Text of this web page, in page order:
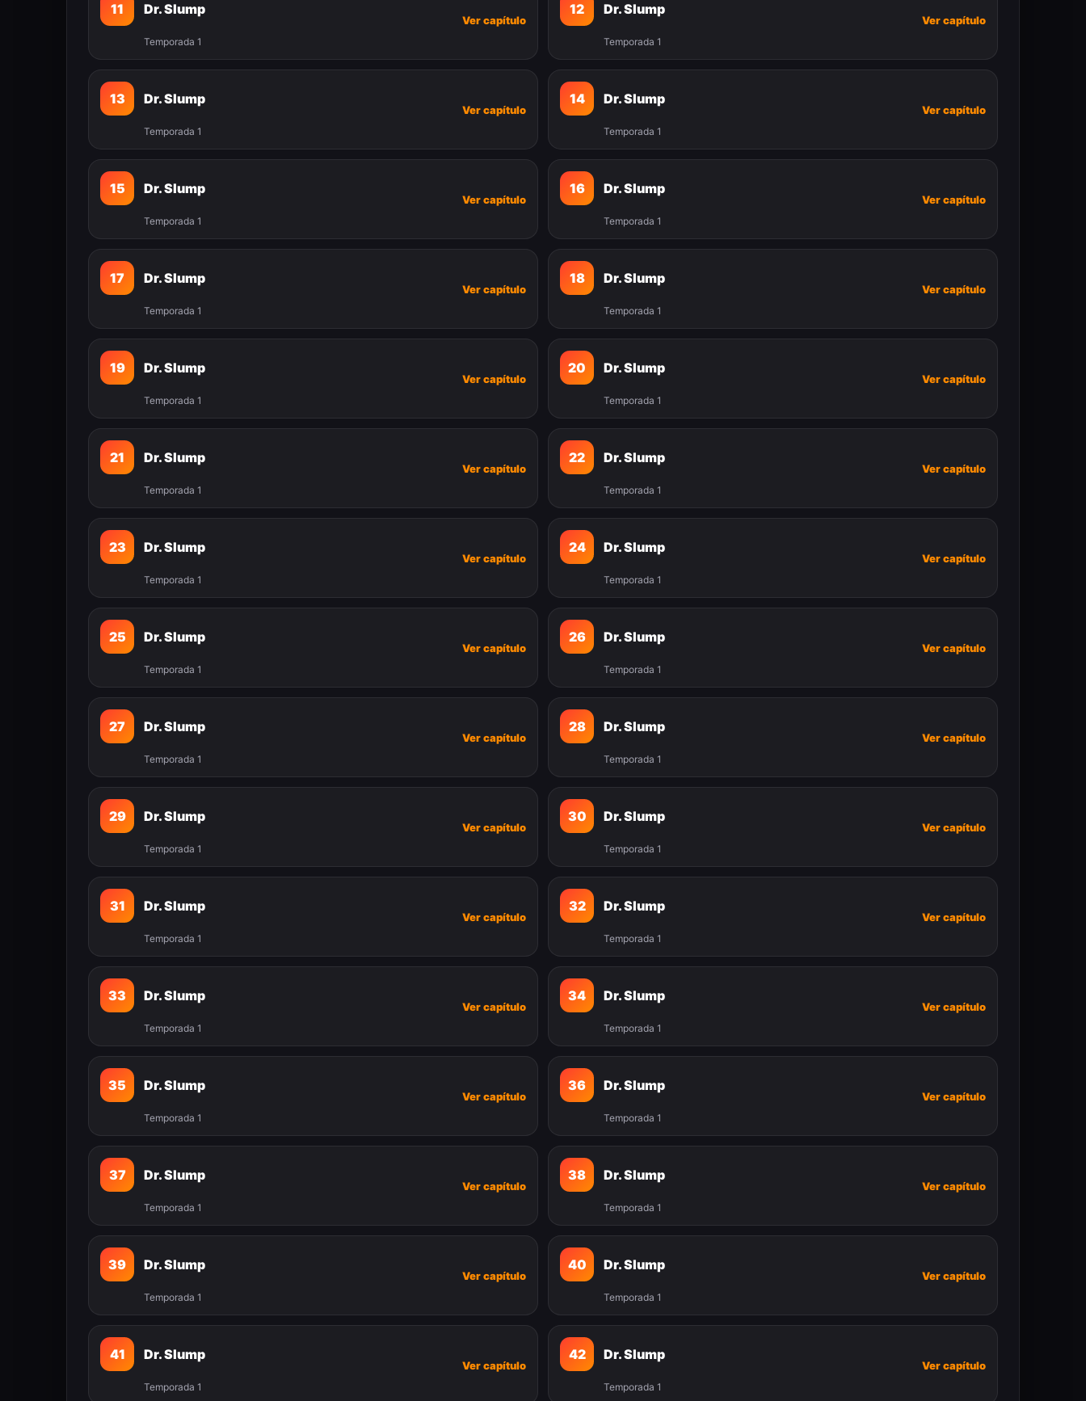
11 Dr. Slump
Temporada 1
Ver capítulo
12 Dr. Slump
Temporada 1
Ver capítulo
13 Dr. Slump
Temporada 1
Ver capítulo
14 Dr. Slump
Temporada 1
Ver capítulo
15 Dr. Slump
Temporada 1
Ver capítulo
16 Dr. Slump
Temporada 1
Ver capítulo
17 Dr. Slump
Temporada 1
Ver capítulo
18 Dr. Slump
Temporada 1
Ver capítulo
19 Dr. Slump
Temporada 1
Ver capítulo
20 Dr. Slump
Temporada 1
Ver capítulo
21 Dr. Slump
Temporada 1
Ver capítulo
22 Dr. Slump
Temporada 1
Ver capítulo
23 Dr. Slump
Temporada 1
Ver capítulo
24 Dr. Slump
Temporada 1
Ver capítulo
25 Dr. Slump
Temporada 1
Ver capítulo
26 Dr. Slump
Temporada 1
Ver capítulo
27 Dr. Slump
Temporada 1
Ver capítulo
28 Dr. Slump
Temporada 1
Ver capítulo
29 Dr. Slump
Temporada 1
Ver capítulo
30 Dr. Slump
Temporada 1
Ver capítulo
31 Dr. Slump
Temporada 1
Ver capítulo
32 Dr. Slump
Temporada 1
Ver capítulo
33 Dr. Slump
Temporada 1
Ver capítulo
34 Dr. Slump
Temporada 1
Ver capítulo
35 Dr. Slump
Temporada 1
Ver capítulo
36 Dr. Slump
Temporada 1
Ver capítulo
37 Dr. Slump
Temporada 1
Ver capítulo
38 Dr. Slump
Temporada 1
Ver capítulo
39 Dr. Slump
Temporada 1
Ver capítulo
40 Dr. Slump
Temporada 1
Ver capítulo
41 Dr. Slump
Temporada 1
Ver capítulo
42 Dr. Slump
Temporada 1
Ver capítulo